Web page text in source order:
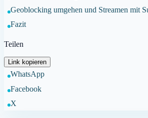
Geoblocking umgehen und Streamen mit
Fazit
Teilen
Link kopieren
WhatsApp
Facebook
X